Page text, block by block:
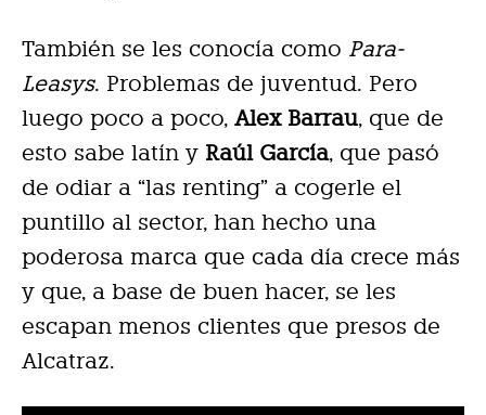
También se les conocía como Para-
Leasys. Problemas de juventud. Pero
luego poco a poco, Alex Barrau, que de
esto sabe latín y Raúl García, que pasó
de odiar a “las renting” a cogerle el
puntillo al sector, han hecho una
poderosa marca que cada día crece más
y que, a base de buen hacer, se les
escapan menos clientes que presos de
Alcatraz.